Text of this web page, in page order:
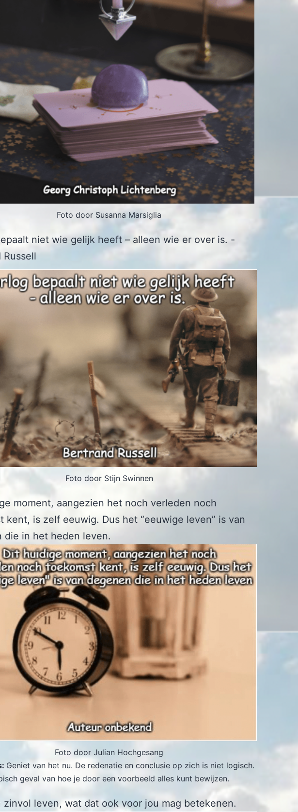
Foto door Susanna Marsiglia
niet wie gelijk heeft – alleen wie er over is. -
Russell
Foto door Stijn Swinnen
moment, aangezien het noch verleden noch
kent, is zelf eeuwig. Dus het “eeuwige leven” is van
die in het heden leven.
Foto door Julian Hochgesang
Geniet van het nu. De redenatie en conclusie op zich is niet logisch.
geval van hoe je door een voorbeeld alles kunt bewijzen.
zinvol leven, wat dat ook voor jou mag betekenen.